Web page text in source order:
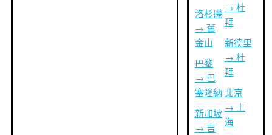
洛杉磯
→ 舊
金山
巴黎
→ 巴
塞隆納
新加坡
→ 吉
→ 杜
拜
新德里
→ 杜
拜
北京
→ 上
海